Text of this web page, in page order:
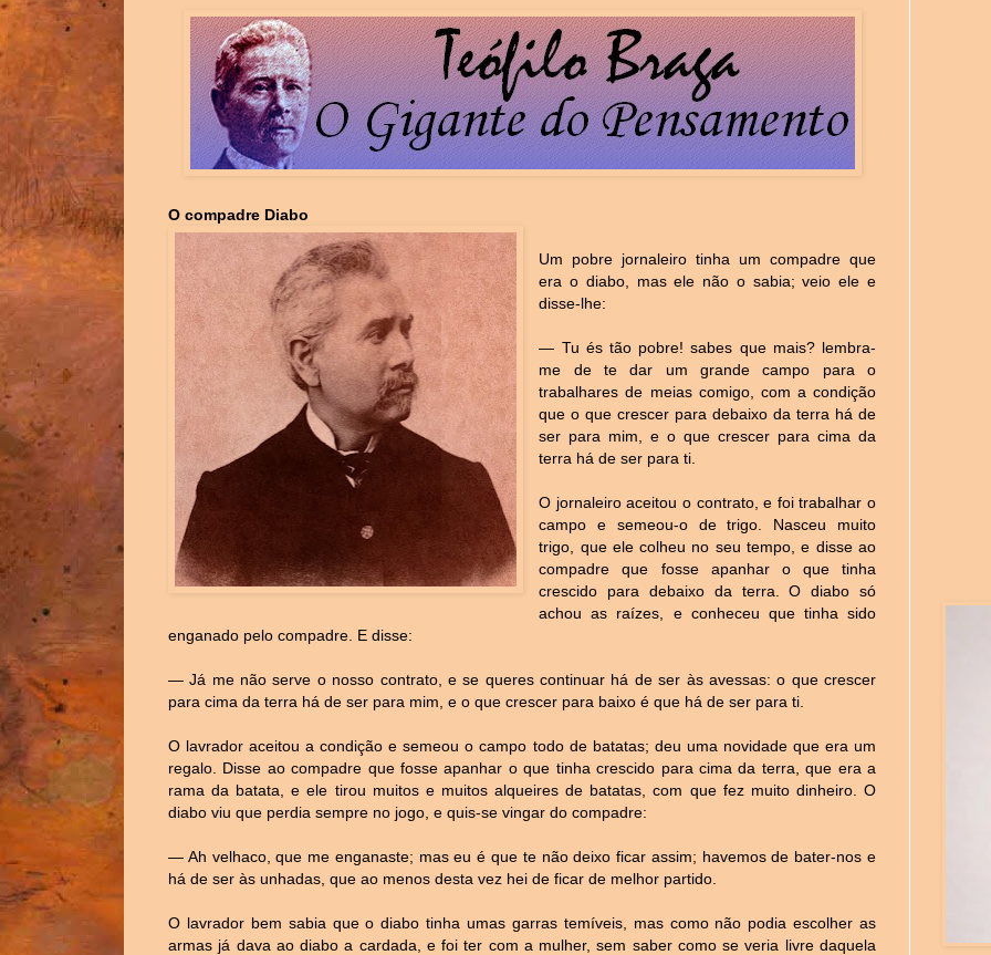
O compadre Diabo
Um pobre jornaleiro tinha um compadre que
era o diabo, mas ele não o sabia; veio ele e
disse-lhe:
— Tu és tão pobre! sabes que mais? lembra-
me de te dar um grande campo para o
trabalhares de meias comigo, com a condição
que o que crescer para debaixo da terra há de
ser para mim, e o que crescer para cima da
terra há de ser para ti.
O jornaleiro aceitou o contrato, e foi trabalhar o
campo e semeou-o de trigo. Nasceu muito
trigo, que ele colheu no seu tempo, e disse ao
compadre que fosse apanhar o que tinha
crescido para debaixo da terra. O diabo só
achou as raízes, e conheceu que tinha sido
enganado pelo compadre. E disse:
— Já me não serve o nosso contrato, e se queres continuar há de ser às avessas: o que crescer
para cima da terra há de ser para mim, e o que crescer para baixo é que há de ser para ti.
O lavrador aceitou a condição e semeou o campo todo de batatas; deu uma novidade que era um
regalo. Disse ao compadre que fosse apanhar o que tinha crescido para cima da terra, que era a
rama da batata, e ele tirou muitos e muitos alqueires de batatas, com que fez muito dinheiro. O
diabo viu que perdia sempre no jogo, e quis-se vingar do compadre:
— Ah velhaco, que me enganaste; mas eu é que te não deixo ficar assim; havemos de bater-nos e
há de ser às unhadas, que ao menos desta vez hei de ficar de melhor partido.
O lavrador bem sabia que o diabo tinha umas garras temíveis, mas como não podia escolher as
armas já dava ao diabo a cardada, e foi ter com a mulher, sem saber como se veria livre daquela